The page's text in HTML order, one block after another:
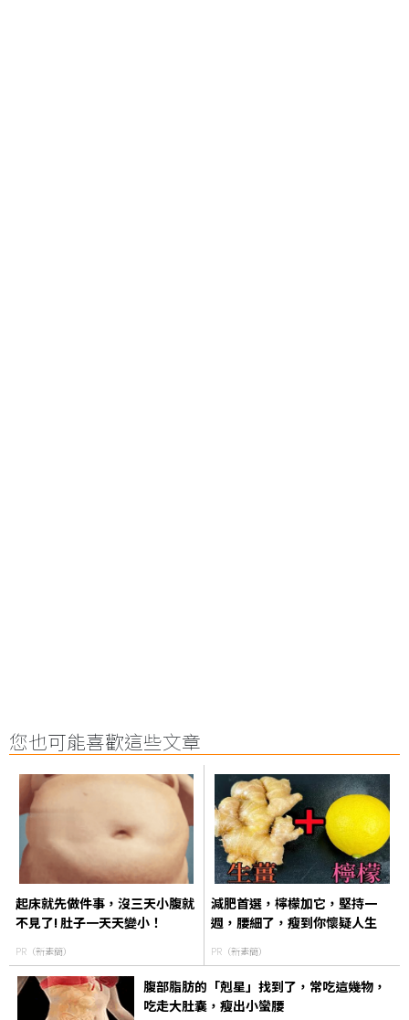
您也可能喜歡這些文章
起床就先做件事，沒三天小腹就
不見了! 肚子一天天變小！
PR（新素簡）
減肥首選，檸檬加它，堅持一
週，腰細了，瘦到你懷疑人生
PR（新素簡）
腹部脂肪的「剋星」找到了，常吃這幾物，
吃走大肚囊，瘦出小蠻腰